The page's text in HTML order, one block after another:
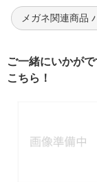
メガネ関連商品
ご一緒にいかが
こちら！